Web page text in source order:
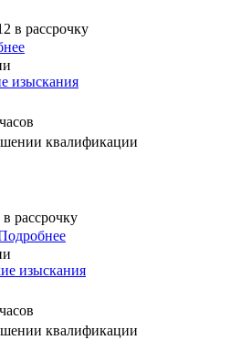
в рассрочку
изыскания
квалификации
в рассрочку
изыскания
квалификации